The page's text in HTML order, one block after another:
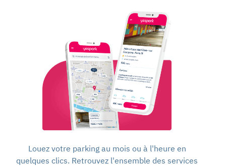
Louez votre parking au mois ou à l'heure en
quelques clics. Retrouvez l'ensemble des services